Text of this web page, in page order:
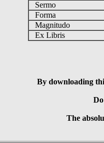
Sermo
Forma
Magnitudo
Ex Libris
By downloading
The